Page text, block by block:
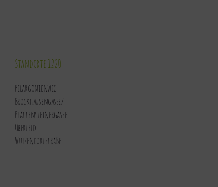
Standorte 1220
Pelargonienweg
Brockhausengasse/
Plattensteinergasse
Oberfeld
Wulzendorfstraße